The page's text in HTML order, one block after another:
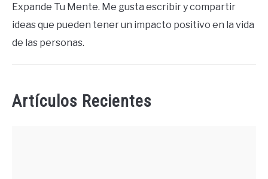
Expande Tu Mente. Me gusta escribir y compartir
ideas que pueden tener un impacto positivo en la vida
de las personas.
Artículos Recientes